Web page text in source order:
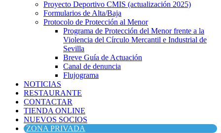
Proyecto Deportivo CMIS (actualización 2025)
Formularios de Alta/Baja
Protocolo de Protección al Menor
Programa de Protección del Menor frente a la
Violencia del Círculo Mercantil e Industrial de
Sevilla
Breve Guía de Actuación
Canal de denuncia
Flujograma
NOTICIAS
RESTAURANTE
CONTACTAR
TIENDA ONLINE
NUEVOS SOCIOS
ZONA PRIVADA